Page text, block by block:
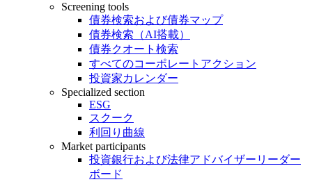
Screening tools
債券検索および債券マップ
債券検索（AI搭載）
債券クオート検索
すべてのコーポレートアクション
投資家カレンダー
Specialized section
ESG
スクーク
利回り曲線
Market participants
投資銀行および法律アドバイザーリーダー
ボード